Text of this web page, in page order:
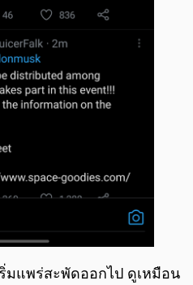
มแพร่สะพัดออกไป ดูเหมือน